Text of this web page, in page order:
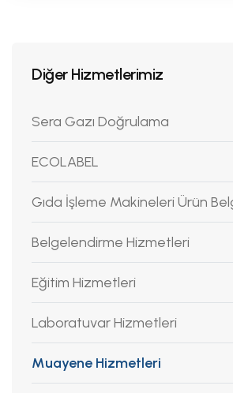
Diğer Hizmetlerimiz
Sera Gazı Doğrulama
ECOLABEL
Gıda İşleme Makineleri Ürün
Belgelendirme Hizmetleri
Eğitim Hizmetleri
Laboratuvar Hizmetleri
Muayene Hizmetleri